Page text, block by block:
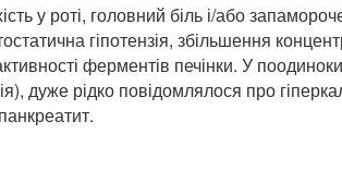
у роті, головний біль і/або
гіпотензія, збільшення
ферментів печінки. У
дуже рідко повідомлялося про